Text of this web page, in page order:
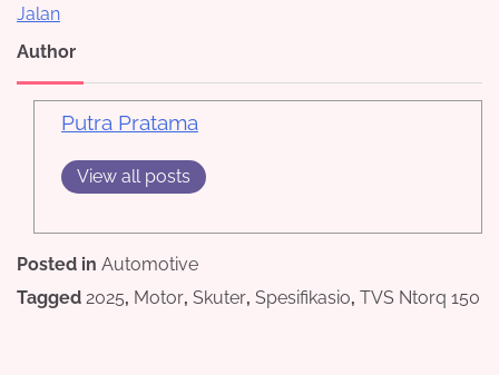
Jalan
Author
Putra Pratama
View all posts
Posted in Automotive
Tagged 2025, Motor, Skuter, Spesifikasio, TVS Ntorq 150